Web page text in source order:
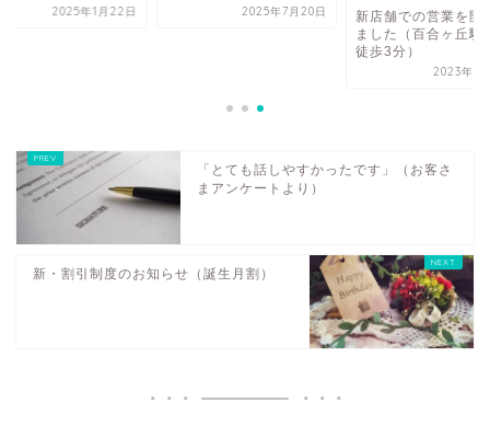
2025年1月22日 2025年7月20日
新店舗での営業を開
ました（百合ヶ丘駅
徒歩3分）
2023年8
「とても話しやすかったです」（お客さ
まアンケートより）
新・割引制度のお知らせ（誕生月割）